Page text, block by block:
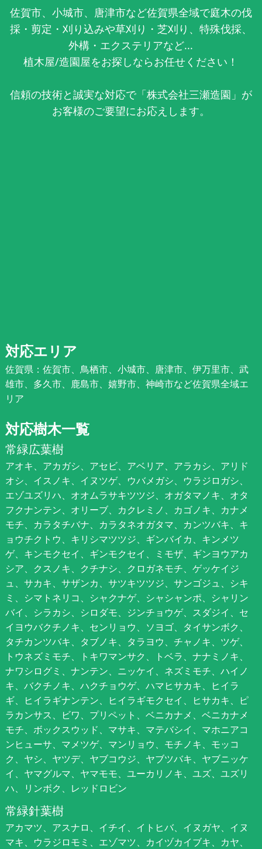
佐賀市、小城市、唐津市など佐賀県全域で庭木の伐
採・剪定・刈り込みや草刈り・芝刈り、特殊伐採、
外構・エクステリアなど...
植木屋/造園屋をお探しならお任せください！
信頼の技術と誠実な対応で「株式会社三瀬造園」が
お客様のご要望にお応えします。
対応エリア
佐賀県：佐賀市、鳥栖市、小城市、唐津市、伊万里市、武
雄市、多久市、鹿島市、嬉野市、神崎市など佐賀県全域エ
リア
対応樹木一覧
常緑広葉樹
アオキ、アカガシ、アセビ、アベリア、アラカシ、アリド
オシ、イスノキ、イヌツゲ、ウバメガシ、ウラジロガシ、
エゾユズリハ、オオムラサキツツジ、オガタマノキ、オタ
フクナンテン、オリーブ、カクレミノ、カゴノキ、カナメ
モチ、カラタチバナ、カラタネオガタマ、カンツバキ、キ
ョウチクトウ、キリシマツツジ、ギンバイカ、キンメツ
ゲ、キンモクセイ、ギンモクセイ、ミモザ、ギンヨウアカ
シア、クスノキ、クチナシ、クロガネモチ、ゲッケイジ
ュ、サカキ、サザンカ、サツキツツジ、サンゴジュ、シキ
ミ、シマトネリコ、シャクナゲ、シャシャンポ、シャリン
バイ、シラカシ、シロダモ、ジンチョウゲ、スダジイ、セ
イヨウバクチノキ、センリョウ、ソヨゴ、タイサンボク、
タチカンツバキ、タブノキ、タラヨウ、チャノキ、ツゲ、
トウネズミモチ、トキワマンサク、トベラ、ナナミノキ、
ナワシログミ、ナンテン、ニッケイ、ネズミモチ、ハイノ
キ、バクチノキ、ハクチョウゲ、ハマヒサカキ、ヒイラ
ギ、ヒイラギナンテン、ヒイラギモクセイ、ヒサカキ、ピ
ラカンサス、ビワ、プリペット、ベニカナメ、ベニカナメ
モチ、ボックスウッド、マサキ、マテバシイ、マホニアコ
ンヒューサ、マメツゲ、マンリョウ、モチノキ、モッコ
ク、ヤシ、ヤツデ、ヤブコウジ、ヤブツバキ、ヤブニッケ
イ、ヤマグルマ、ヤマモモ、ユーカリノキ、ユズ、ユズリ
ハ、リンボク、レッドロビン
常緑針葉樹
アカマツ、アスナロ、イチイ、イトヒバ、イヌガヤ、イヌ
マキ、ウラジロモミ、エゾマツ、カイヅカイブキ、カヤ、